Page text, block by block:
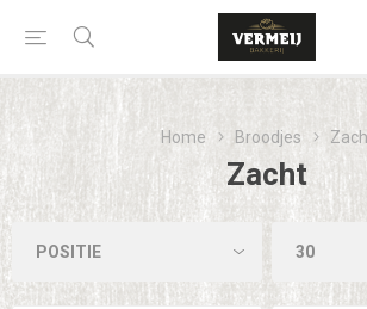
Home Broodjes
Zacht